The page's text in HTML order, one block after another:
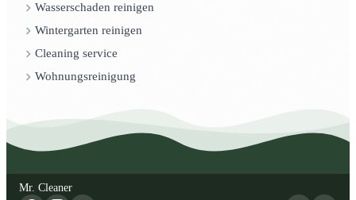
Wasserschaden reinigen
Wintergarten reinigen
Cleaning service
Wohnungsreinigung
Mr. Cleaner